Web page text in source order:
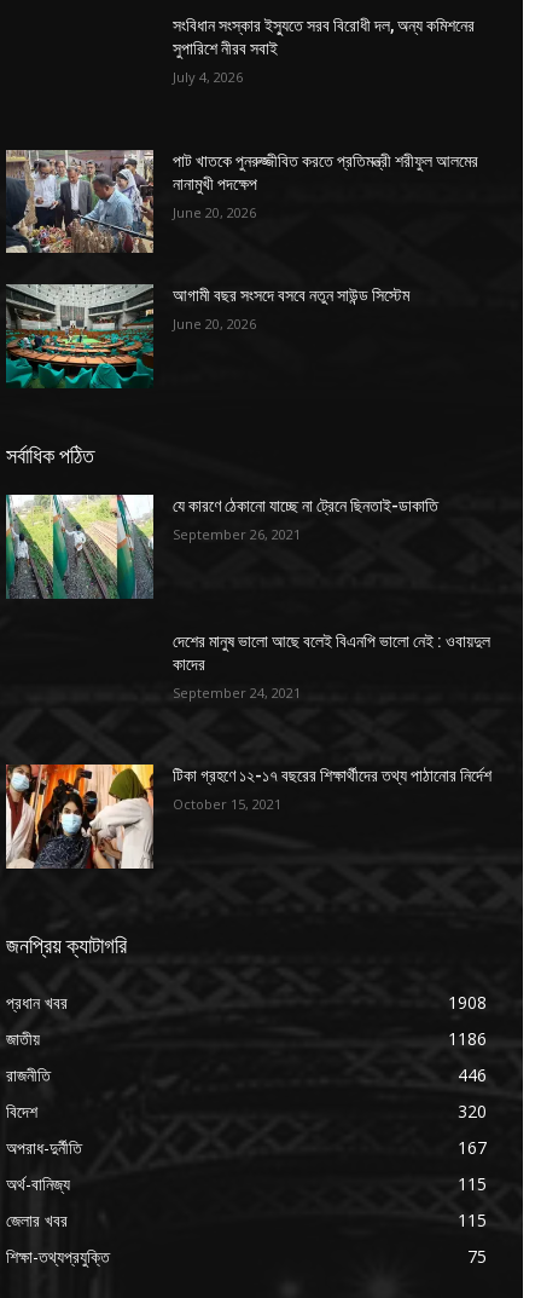
সংবিধান সংস্কার ইস্যুতে সরব বিরোধী দল, অন্য কমিশনের
সুপারিশে নীরব সবাই
July 4, 2026
পাট খাতকে পুনরুজ্জীবিত করতে প্রতিমন্ত্রী শরীফুল আলমের
নানামুখী পদক্ষেপ
June 20, 2026
আগামী বছর সংসদে বসবে নতুন সাউন্ড সিস্টেম
June 20, 2026
সর্বাধিক পঠিত
যে কারণে ঠেকানো যাচ্ছে না ট্রেনে ছিনতাই-ডাকাতি
September 26, 2021
দেশের মানুষ ভালো আছে বলেই বিএনপি ভালো নেই : ওবায়দুল
কাদের
September 24, 2021
টিকা গ্রহণে ১২-১৭ বছরের শিক্ষার্থীদের তথ্য পাঠানোর নির্দেশ
October 15, 2021
জনপ্রিয় ক্যাটাগরি
প্রধান খবর
1908
জাতীয়
1186
রাজনীতি
446
বিদেশ
320
অপরাধ-দুর্নীতি
167
অর্থ-বানিজ্য
115
জেলার খবর
115
শিক্ষা-তথ্যপ্রযুক্তি
75